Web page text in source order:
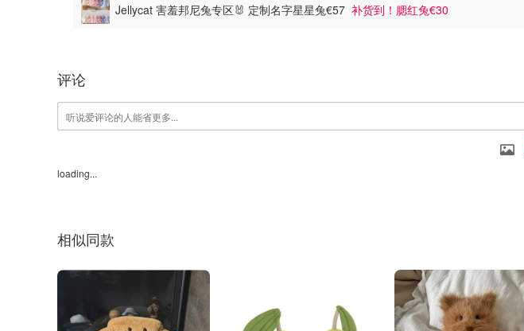
Jellycat 害羞邦尼兔专区🐰 定制名字星星兔€57 补货到！腮红兔€30
评论
loading...
相似同款